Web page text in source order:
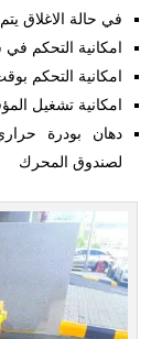
في حالة الاغلاق
امكانية التحكم
امكانية التحكم
امكانية تشغيل
لصندوق المحرك